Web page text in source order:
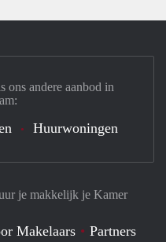
je makkelijk je Kamer
Makelaars Partners
ons andere aanbod in
Huurwoningen